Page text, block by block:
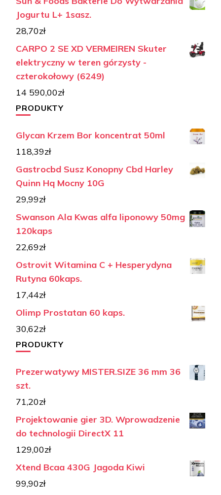
Jogurtu L+ 1sasz.
28,70zł
CARPO 2 SE XD VERMEIREN Skuter
elektryczny w teren górzysty -
czterokołowy (6249)
14 590,00zł
PRODUKTY
Glycan Krzem Bor koncentrat 50ml
118,39zł
Gastrocbd Susz Konopny Cbd Harley
Quinn Hq Mocny 10G
29,99zł
Swanson Ala Kwas alfa liponowy 50mg
120kaps
22,69zł
Ostrovit Witamina C + Hesperydyna
Rutyna 60kaps.
17,44zł
Olimp Prostatan 60 kaps.
30,62zł
PRODUKTY
Prezerwatywy MISTER.SIZE 36 mm 36
szt.
71,20zł
Projektowanie gier 3D. Wprowadzenie
do technologii DirectX 11
129,00zł
Xtend Bcaa 430G Jagoda Kiwi
99,90zł